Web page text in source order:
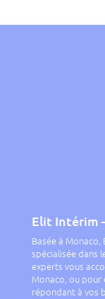
Elit Intérim
Basée à Monaco,
spécialisée dans
experts vous
Monaco, ou
répondant à vos